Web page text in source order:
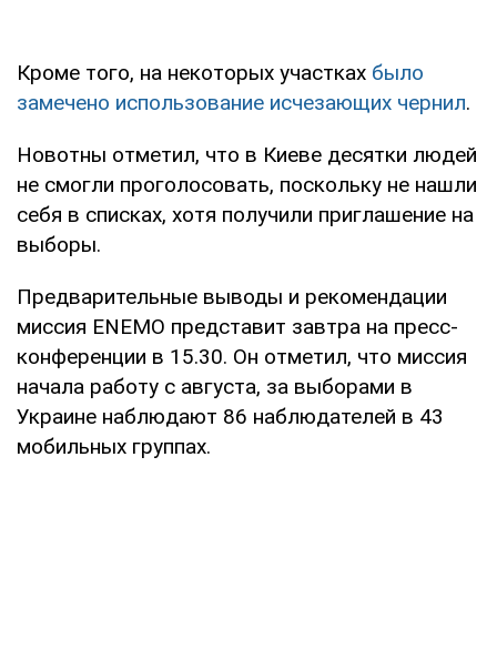
Кроме того, на некоторых участках было
замечено использование исчезающих чернил.
Новотны отметил, что в Киеве десятки людей
не смогли проголосовать, поскольку не нашли
себя в списках, хотя получили приглашение на
выборы.
Предварительные выводы и рекомендации
миссия ENEMO представит завтра на пресс-
конференции в 15.30. Он отметил, что миссия
начала работу с августа, за выборами в
Украине наблюдают 86 наблюдателей в 43
мобильных группах.